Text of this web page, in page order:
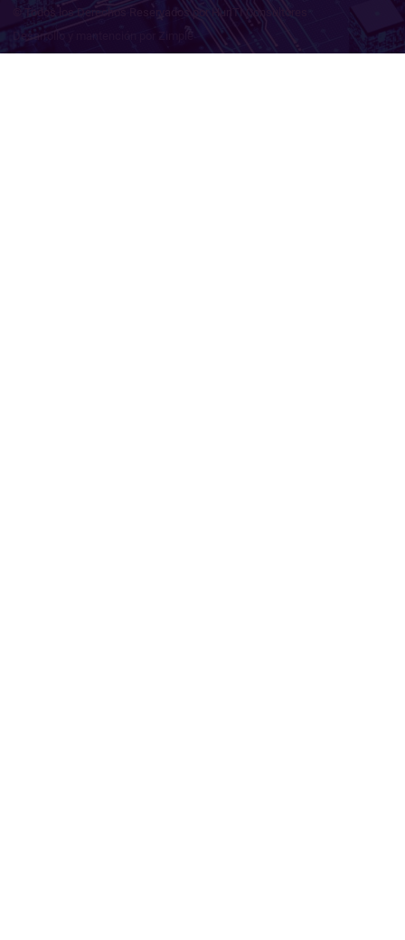
Desarrollo y mantención por Zimple